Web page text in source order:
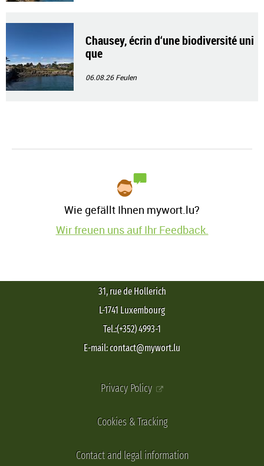
Chausey, écrin d‘une biodiversité uni
que
06.08.26Feulen
Wie gefällt Ihnen mywort.lu?
Wir freuen uns auf Ihr Feedback.
31, rue de Hollerich
L-1741 Luxembourg
Tel.:(+352) 4993-1
E-mail: contact@mywort.lu
Privacy Policy
Cookies & Tracking
Contact and legal information